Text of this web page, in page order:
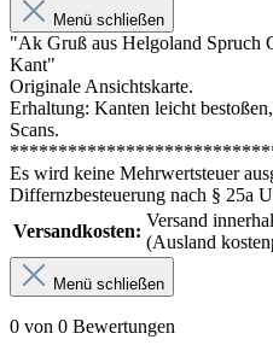
Menü schließen
"Ak Gruß aus Helgoland Spruch
Kant"
Originale Ansichtskarte.
Erhaltung: Kanten leicht
Scans.
Es wird keine Mehrwertsteuer
Differnzbesteuerung nach § 25a
Versandkosten:
Versand
(Ausland
Menü schließen
0 von 0 Bewertungen